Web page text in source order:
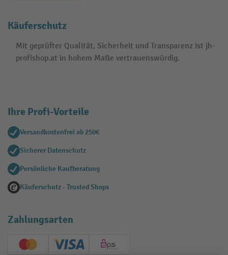
Käuferschutz
Mit geprüfter Qualität, Sicherheit und Transparenz ist jh-
profishop.at in hohem Maße vertrauenswürdig.
Ihre Profi-Vorteile
Versandkostenfrei ab 250€
Sicherer Datenschutz
Persönliche Kaufberatung
Käuferschutz - Trusted Shops
Zahlungsarten
Creditcard (Master)Creditcard (Visa)
EPS